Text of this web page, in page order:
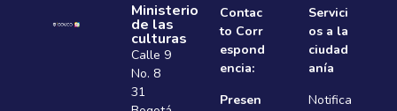
Ministerio
de las
culturas
Calle 9
No. 8
31
Contac
to Corr
espond
encia:
Presen
Servici
os a la
ciudad
anía
Notifica